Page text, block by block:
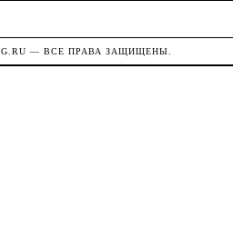
— ВСЕ ПРАВА ЗАЩИЩЕНЫ.